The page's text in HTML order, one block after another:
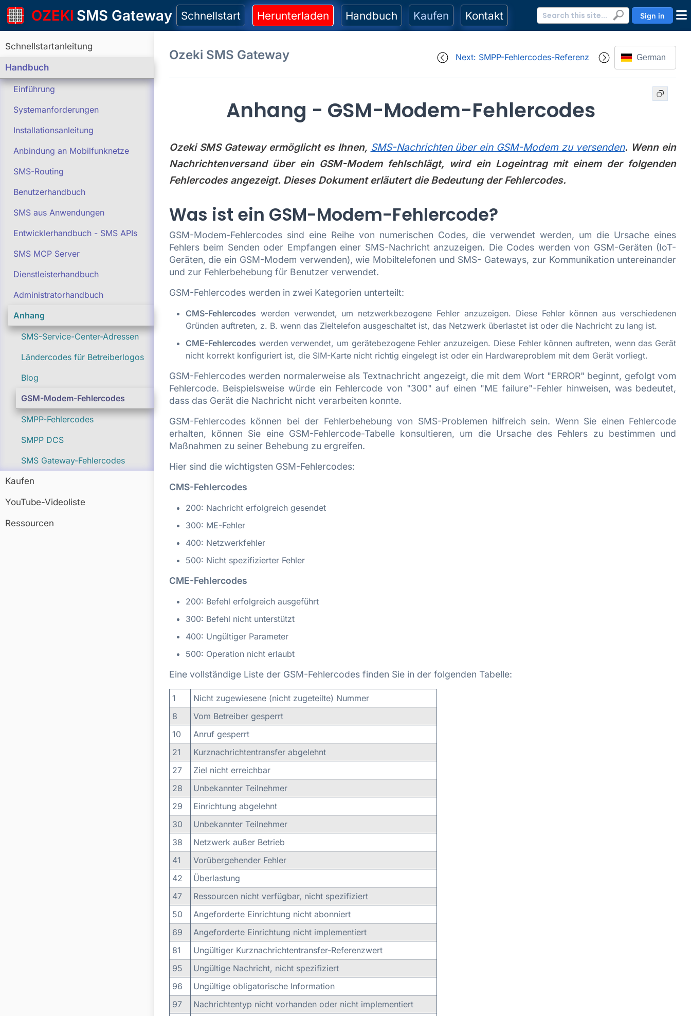
OZEKI SMS Gateway Schnellstart Herunterladen Handbuch Kaufen Kontakt Sign in
Schnellstartanleitung
Handbuch
Einführung
Systemanforderungen
Installationsanleitung
Anbindung an Mobilfunknetze
SMS-Routing
Benutzerhandbuch
SMS aus Anwendungen
Entwicklerhandbuch - SMS APIs
SMS MCP Server
Dienstleisterhandbuch
Administratorhandbuch
Anhang
SMS-Service-Center-Adressen
Ländercodes für Betreiberlogos
Blog
GSM-Modem-Fehlercodes
SMPP-Fehlercodes
SMPP DCS
SMS Gateway-Fehlercodes
Kaufen
YouTube-Videoliste
Ressourcen
Ozeki SMS Gateway Next: SMPP-Fehlercodes-Referenz German
Anhang - GSM-Modem-Fehlercodes
Ozeki SMS Gateway ermöglicht es Ihnen, SMS-Nachrichten über ein GSM-Modem zu versenden. Wenn ein
Nachrichtenversand über ein GSM-Modem fehlschlägt, wird ein Logeintrag mit einem der folgenden
Fehlercodes angezeigt. Dieses Dokument erläutert die Bedeutung der Fehlercodes.
Was ist ein GSM-Modem-Fehlercode?
GSM-Modem-Fehlercodes sind eine Reihe von numerischen Codes, die verwendet werden, um die Ursache eines
Fehlers beim Senden oder Empfangen einer SMS-Nachricht anzuzeigen. Die Codes werden von GSM-Geräten (IoT-
Geräten, die ein GSM-Modem verwenden), wie Mobiltelefonen und SMS- Gateways, zur Kommunikation untereinander
und zur Fehlerbehebung für Benutzer verwendet.
GSM-Fehlercodes werden in zwei Kategorien unterteilt:
CMS-Fehlercodes werden verwendet, um netzwerkbezogene Fehler anzuzeigen. Diese Fehler können aus verschiedenen
Gründen auftreten, z. B. wenn das Zieltelefon ausgeschaltet ist, das Netzwerk überlastet ist oder die Nachricht zu lang ist.
CME-Fehlercodes werden verwendet, um gerätebezogene Fehler anzuzeigen. Diese Fehler können auftreten, wenn das Gerät
nicht korrekt konfiguriert ist, die SIM-Karte nicht richtig eingelegt ist oder ein Hardwareproblem mit dem Gerät vorliegt.
GSM-Fehlercodes werden normalerweise als Textnachricht angezeigt, die mit dem Wort "ERROR" beginnt, gefolgt vom
Fehlercode. Beispielsweise würde ein Fehlercode von "300" auf einen "ME failure"-Fehler hinweisen, was bedeutet,
dass das Gerät die Nachricht nicht verarbeiten konnte.
GSM-Fehlercodes können bei der Fehlerbehebung von SMS-Problemen hilfreich sein. Wenn Sie einen Fehlercode
erhalten, können Sie eine GSM-Fehlercode-Tabelle konsultieren, um die Ursache des Fehlers zu bestimmen und
Maßnahmen zu seiner Behebung zu ergreifen.
Hier sind die wichtigsten GSM-Fehlercodes:
CMS-Fehlercodes
200: Nachricht erfolgreich gesendet
300: ME-Fehler
400: Netzwerkfehler
500: Nicht spezifizierter Fehler
CME-Fehlercodes
200: Befehl erfolgreich ausgeführt
300: Befehl nicht unterstützt
400: Ungültiger Parameter
500: Operation nicht erlaubt
Eine vollständige Liste der GSM-Fehlercodes finden Sie in der folgenden Tabelle:
1
Nicht zugewiesene (nicht zugeteilte) Nummer
8
Vom Betreiber gesperrt
10
Anruf gesperrt
21
Kurznachrichtentransfer abgelehnt
27
Ziel nicht erreichbar
28
Unbekannter Teilnehmer
29
Einrichtung abgelehnt
30
Unbekannter Teilnehmer
38
Netzwerk außer Betrieb
41
Vorübergehender Fehler
42
Überlastung
47
Ressourcen nicht verfügbar, nicht spezifiziert
50
Angeforderte Einrichtung nicht abonniert
69
Angeforderte Einrichtung nicht implementiert
81
Ungültiger Kurznachrichtentransfer-Referenzwert
95
Ungültige Nachricht, nicht spezifiziert
96
Ungültige obligatorische Information
97
Nachrichtentyp nicht vorhanden oder nicht implementiert